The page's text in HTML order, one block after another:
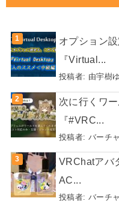
オプション
『Virtual...
投稿者: 由宇樹
次に行くワ
『#VRC...
投稿者: バーチ
VRChatアバ
AC...
投稿者: バーチ